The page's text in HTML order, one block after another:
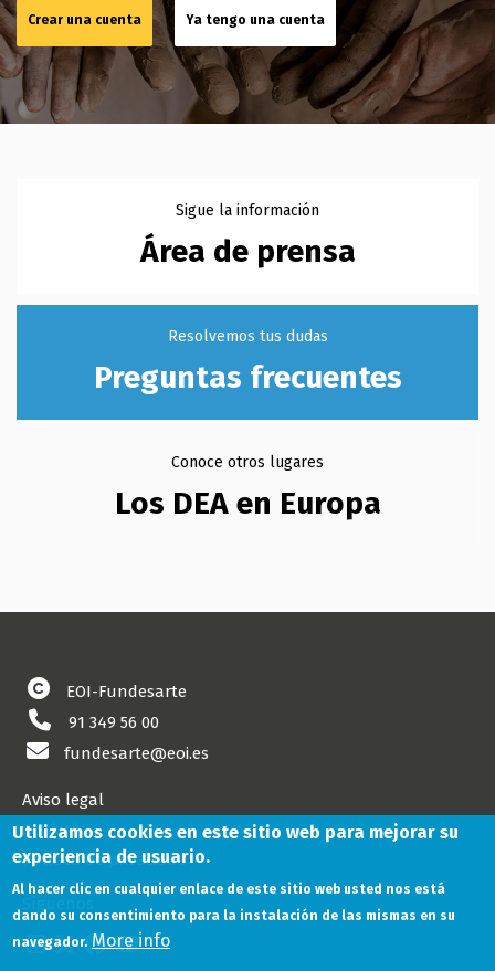
Crear una cuenta Ya tengo una cuenta
Área de prensa
Preguntas frecuentes
Los DEA en Europa
EOI-Fundesarte
91 349 56 00
fundesarte@eoi.es
Aviso legal
Cookies
Política de privacidad
Utilizamos cookies en este sitio web para mejorar su
experiencia de usuario.
Al hacer clic en cualquier enlace de este sitio web usted nos está
dando su consentimiento para la instalación de las mismas en su
navegador. More info